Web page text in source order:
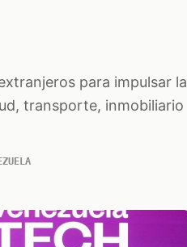
para impulsar la
transporte, inmobiliario